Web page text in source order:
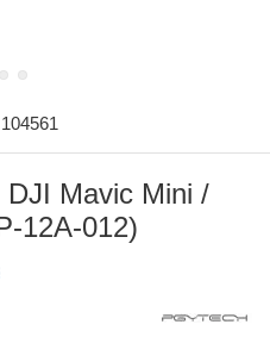
104561
Mavic Mini /
12A-012)